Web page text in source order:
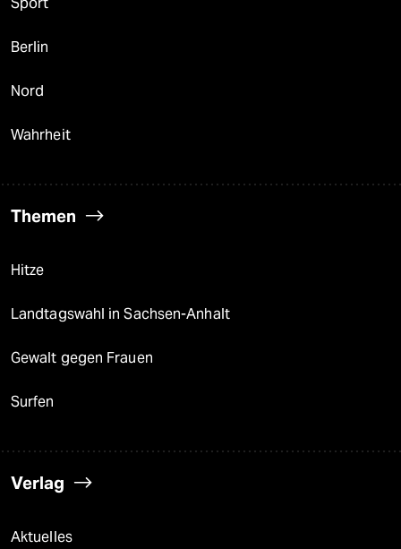
Berlin
Nord
Wahrheit
Themen
Hitze
Landtagswahl in Sachsen-Anhalt
Gewalt gegen Frauen
Surfen
Verlag
Aktuelles